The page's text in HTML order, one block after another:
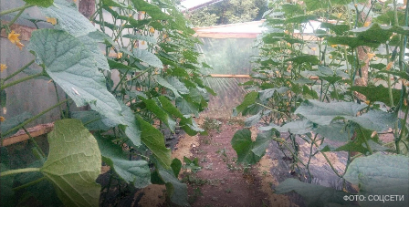
ФОТО: СОЦСЕТИ